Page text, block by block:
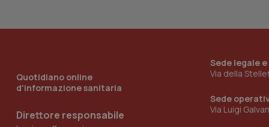
Quotidiano online
d'informazione sanitaria
Direttore responsabile
Sede legale
Via della
Sede
Via Luigi
__Secure-YNID